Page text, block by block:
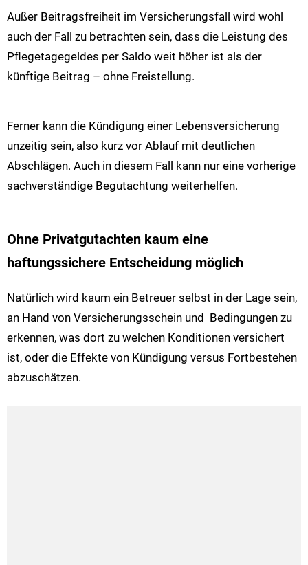
Außer Beitragsfreiheit im Versicherungsfall wird wohl
auch der Fall zu betrachten sein, dass die Leistung des
Pflegetagegeldes per Saldo weit höher ist als der
künftige Beitrag – ohne Freistellung.
Ferner kann die Kündigung einer Lebensversicherung
unzeitig sein, also kurz vor Ablauf mit deutlichen
Abschlägen. Auch in diesem Fall kann nur eine vorherige
sachverständige Begutachtung weiterhelfen.
Ohne Privatgutachten kaum eine
haftungssichere Entscheidung möglich
Natürlich wird kaum ein Betreuer selbst in der Lage sein,
an Hand von Versicherungsschein und Bedingungen zu
erkennen, was dort zu welchen Konditionen versichert
ist, oder die Effekte von Kündigung versus Fortbestehen
abzuschätzen.